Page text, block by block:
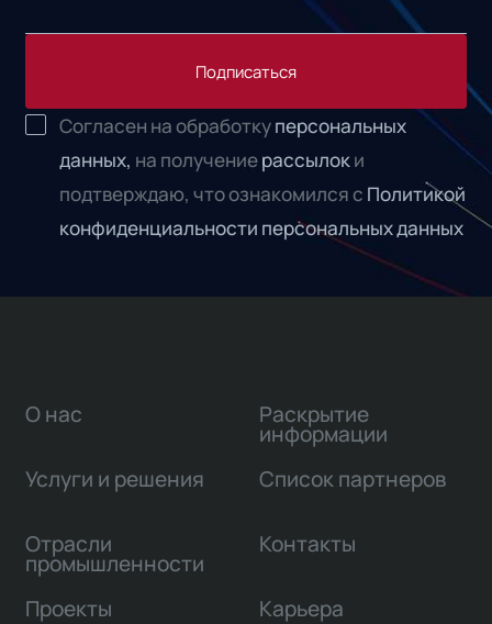
Подписаться
Согласен на обработкуперсональных
данных, на получениерассылоки
подтверждаю, что ознакомился с Политикой
конфиденциальности персональных данных
О нас
Услуги и решения
Отрасли
промышленности
Проекты
Раскрытие
информации
Список партнеров
Контакты
Карьера